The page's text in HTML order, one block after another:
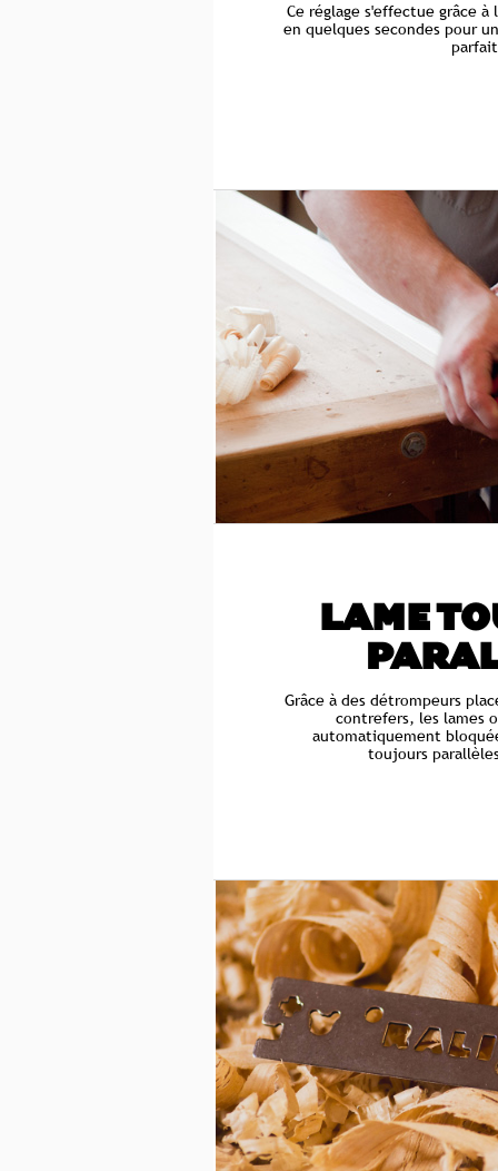
Ce réglage s'effectue grâce
en quelques secondes pour
LAME
Grâce à des détrompeurs
contrefers, les lames
automatiquement
toujours